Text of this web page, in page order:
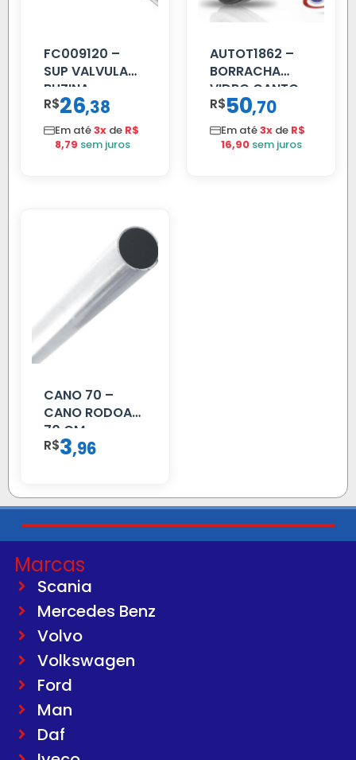
FC009120 –
SUP VALVULA
BUZINA
C/ALAVANCA
R$26,38
Em até3x de R$
8,79 sem juros
AUTOT1862 –
BORRACHA
VIDRO CANTO
VOLVO NL
80/88…
R$50,70
Em até3x de R$
16,90 sem juros
CANO 70 –
CANO RODOAR
70 CM
R$3,96
Marcas
Scania
Mercedes Benz
Volvo
Volkswagen
Ford
Man
Daf